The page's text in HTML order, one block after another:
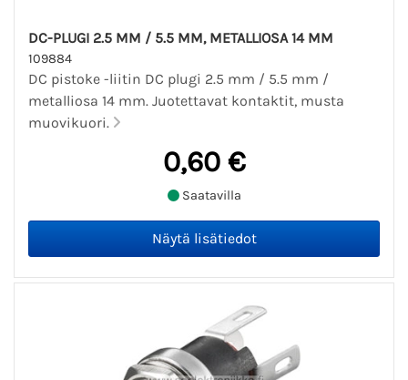
DC-PLUGI 2.5 MM / 5.5 MM, METALLIOSA 14 MM
109884
DC pistoke -liitin DC plugi 2.5 mm / 5.5 mm /
metalliosa 14 mm. Juotettavat kontaktit, musta
muovikuori.
0,60 €
Saatavilla